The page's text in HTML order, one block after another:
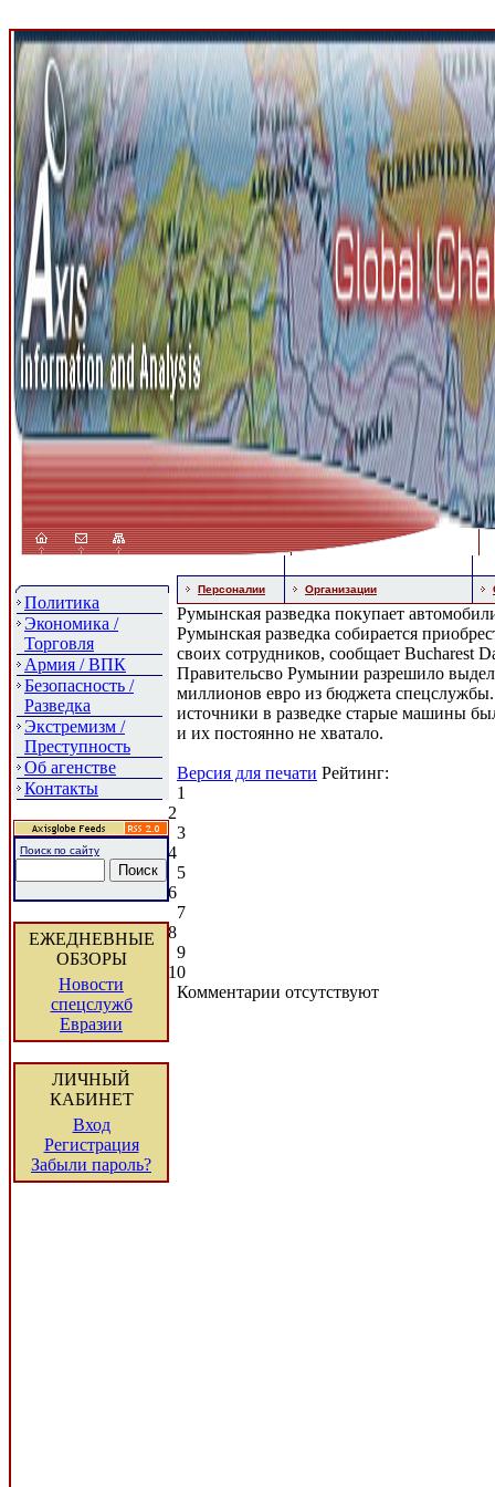
Политика
Экономика /
Торговля
Армия / ВПК
Безопасность /
Разведка
Экстремизм /
Преступность
Об агенстве
Контакты
Поиск по сайту
ЕЖЕДНЕВНЫЕ
ОБЗОРЫ
Новости
спецслужб
Евразии
ЛИЧНЫЙ
КАБИНЕТ
Вход
Регистрация
Забыли пароль?
Персоналии Организации
Румынская разведка покупает
Румынская разведка собирается
своих сотрудников, сообщает Bucharest
Правительсво Румынии разрешило
миллионов евро из бюджета
источники в разведке старые машины
и их постоянно не хватало.
Версия для печати Рейтинг:
1
2
3
4
5
6
7
8
9
10
Комментарии отсутствуют